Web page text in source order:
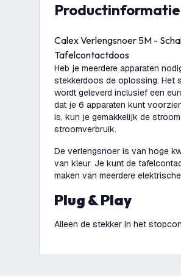
productinformatie
Calex Verlengsnoer 5M -
Tafelcontactdoos
Heb je meerdere apparaten
stekkerdoos de oplossing. Het
wordt geleverd inclusief een
dat je 6 apparaten kunt
is, kun je gemakkelijk de
stroomverbruik.
De verlengsnoer is van hoge
van kleur. Je kunt de
maken van meerdere
Plug & Play
Alleen de stekker in het